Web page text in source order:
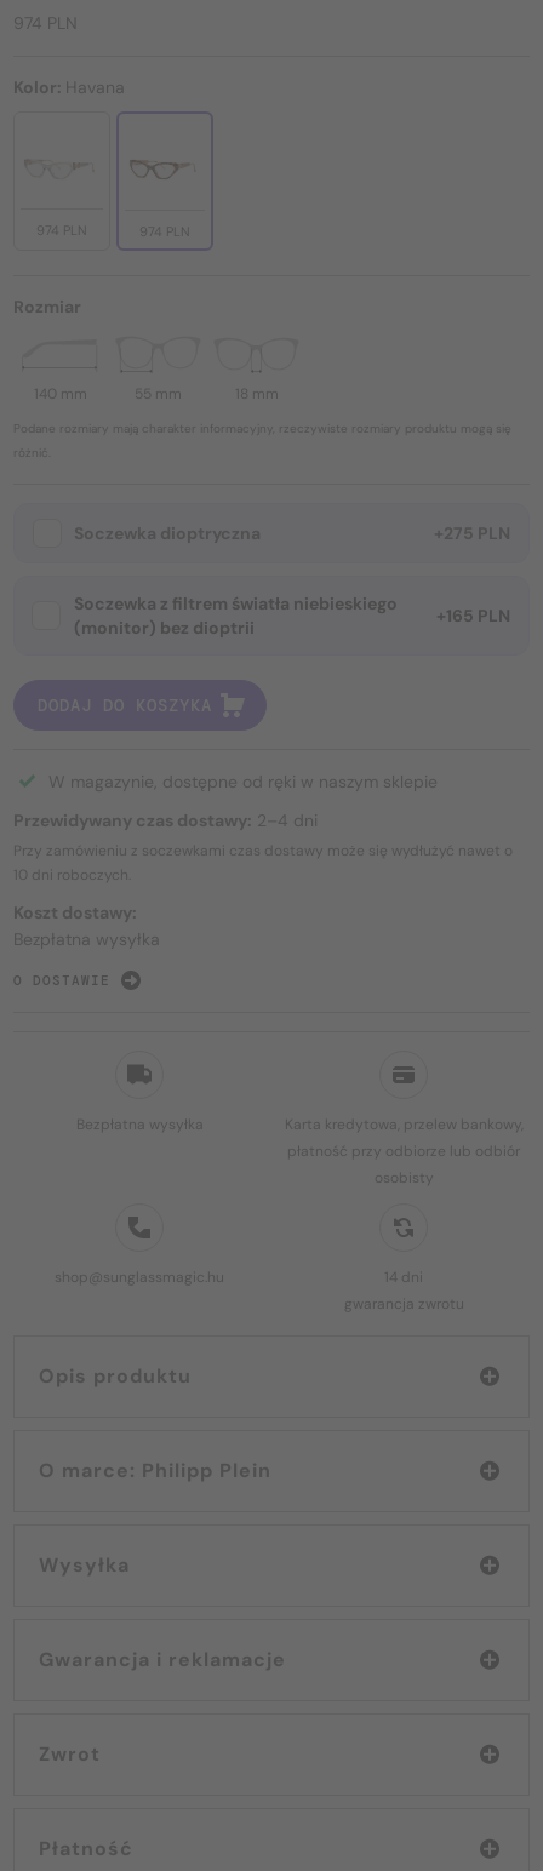
Bezpłatna wysyłka
Karta kredytowa, przelew bankowy,
płatność przy odbiorze lub odbiór
osobisty
shop@sunglassmagic.hu
14 dni
gwarancja zwrotu
Opis produktu
O marce: Philipp Plein
Wysyłka
Gwarancja i reklamacje
Zwrot
Płatność
974 PLN
Kolor: Havana
974 PLN 974 PLN
Rozmiar
140 mm 55 mm 18 mm
Podane rozmiary mają charakter informacyjny, rzeczywiste rozmiary produktu mogą się
różnić.
Soczewka dioptryczna +275 PLN
Soczewka z filtrem światła niebieskiego
(monitor) bez dioptrii
+165 PLN
DODAJ DO KOSZYKA
W magazynie, dostępne od ręki w naszym sklepie
Przewidywany czas dostawy: 2–4 dni
Przy zamówieniu z soczewkami czas dostawy może się wydłużyć nawet o
10 dni roboczych.
Koszt dostawy:
Bezpłatna wysyłka
O DOSTAWIE